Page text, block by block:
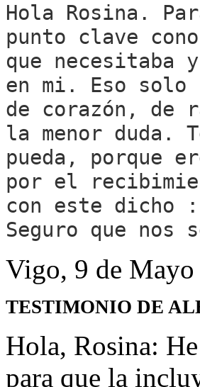
Hola Rosina.
punto clave
que necesitaba
en mi. Eso solo
de corazón, de
la menor duda.
pueda, porque
por el
con este dicho
Seguro que nos
Vigo, 9 de Mayo
TESTIMONIO DE
Hola, Rosina:
para que la